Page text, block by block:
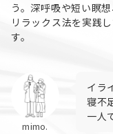
う。深呼吸や短い瞑
リラックス法を実践
す。
mimo.
イラ
寝不
一人